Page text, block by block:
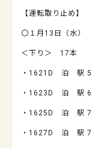
【運転取り止め】
〇１月 13 日（水）
＜下り＞ 17本
・ 1621D 泊 駅 5
・ 1623D 泊 駅 6
・ 1625D 泊 駅 7
・ 1627D 泊 駅 7